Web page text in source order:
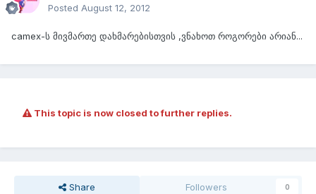
Posted August 12, 2012
camex-ს მივმართე დახმარებისთვის ,ვნახოთ როგორები არიან...
This topic is now closed to further replies.
Share Followers 0